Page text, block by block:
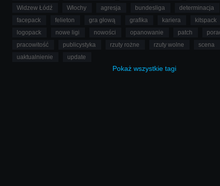
Widzew Łódź
Włochy agresja bundesliga
determinacja
facepack
felieton gra głową grafika kariera
kitspack
logopack
nowe ligi nowości opanowanie patch
pracowitość
publicystyka rzuty rożne rzuty wolne
scena
uaktualnienie
update
Pokaż wszystkie tagi